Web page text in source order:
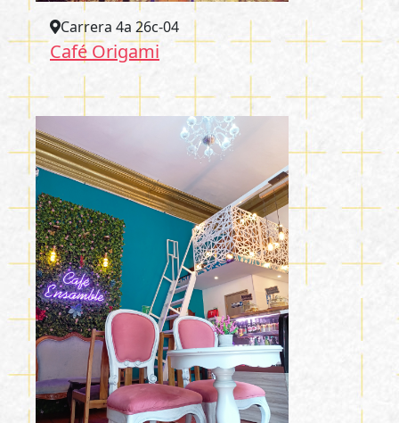
Carrera 4a 26c-04
Café Origami